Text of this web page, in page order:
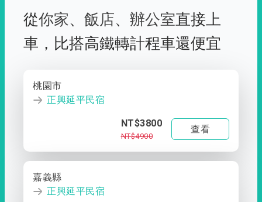
從你家、 飯店、 辦公室直接上
車， 比搭高鐵轉計程車還便宜
桃園市
正興延平民宿
NT$3800
NT$4900
查看
嘉義縣
正興延平民宿